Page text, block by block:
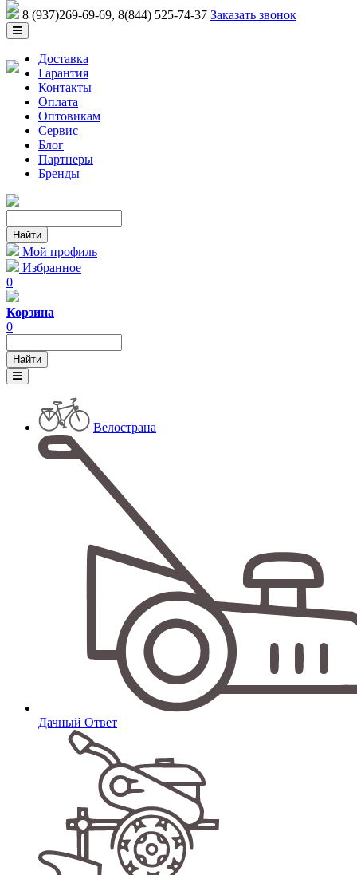
8 (937)269-69-69, 8(844) 525-74-37 Заказать звонок
Доставка
Гарантия
Контакты
Оплата
Оптовикам
Сервис
Блог
Партнеры
Бренды
Мой профиль
Избранное
0
Корзина
0
Велострана
Дачный Ответ